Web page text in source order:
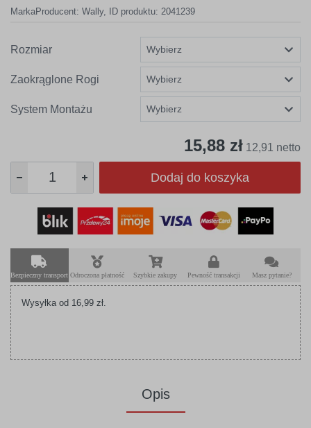
MarkaProducent: Wally, ID produktu: 2041239
Rozmiar
Zaokrąglone Rogi
System Montażu
15,88 zł 12,91 netto
Dodaj do koszyka
Bezpieczny transport Odroczona płatność Szybkie zakupy Pewność transakcji Masz pytanie?
Wysyłka od 16,99 zł.
Opis